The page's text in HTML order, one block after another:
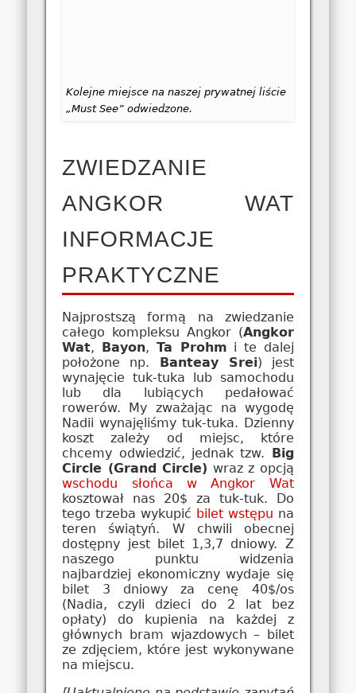
Kolejne miejsce na naszej prywatnej liście
„Must See” odwiedzone.
ZWIEDZANIE
ANGKOR WAT
INFORMACJE
PRAKTYCZNE
Najprostszą formą na zwiedzanie
całego kompleksu Angkor (Angkor
Wat, Bayon, Ta Prohm i te dalej
położone np.
Banteay Srei) jest
wynajęcie tuk-tuka lub samochodu
lub dla lubiących pedałować
rowerów. My zważając na wygodę
Nadii wynajęliśmy tuk-tuka. Dzienny
koszt zależy od miejsc, które
chcemy odwiedzić, jednak tzw.
Big
Circle (Grand Circle) wraz z opcją
wschodu słońca w Angkor Wat
kosztował nas 20$ za tuk-tuk. Do
tego trzeba wykupić bilet wstępu na
teren świątyń. W chwili obecnej
dostępny jest bilet 1,3,7 dniowy. Z
naszego punktu widzenia
najbardziej ekonomiczny wydaje się
bilet 3 dniowy za cenę 40$/os
(Nadia, czyli dzieci do 2 lat bez
opłaty) do kupienia na każdej z
głównych bram wjazdowych – bilet
ze zdjęciem, które jest wykonywane
na miejscu.